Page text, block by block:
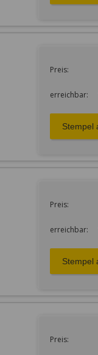
Preis:
erreichbar:
Preis:
erreichbar:
Preis: